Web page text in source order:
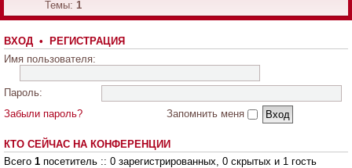
Темы: 1
ВХОД • РЕГИСТРАЦИЯ
Имя пользователя:
Пароль:
Забыли пароль?
Запомнить меня
КТО СЕЙЧАС НА КОНФЕРЕНЦИИ
Всего 1 посетитель :: 0 зарегистрированных, 0 скрытых и 1 гость